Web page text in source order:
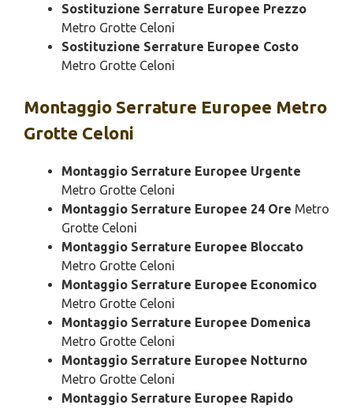
Sostituzione Serrature Europee Prezzo
Metro Grotte Celoni
Sostituzione Serrature Europee Costo
Metro Grotte Celoni
Montaggio Serrature Europee Metro
Grotte Celoni
Montaggio Serrature Europee Urgente
Metro Grotte Celoni
Montaggio Serrature Europee 24 Ore Metro
Grotte Celoni
Montaggio Serrature Europee Bloccato
Metro Grotte Celoni
Montaggio Serrature Europee Economico
Metro Grotte Celoni
Montaggio Serrature Europee Domenica
Metro Grotte Celoni
Montaggio Serrature Europee Notturno
Metro Grotte Celoni
Montaggio Serrature Europee Rapido